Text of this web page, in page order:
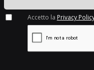
Accetto la Privacy